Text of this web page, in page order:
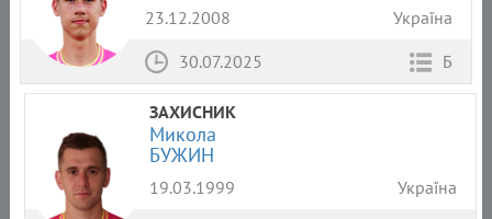
23.12.2008
Україна
30.07.2025
Б
ЗАХИСНИК
Микола
БУЖИН
19.03.1999
Україна